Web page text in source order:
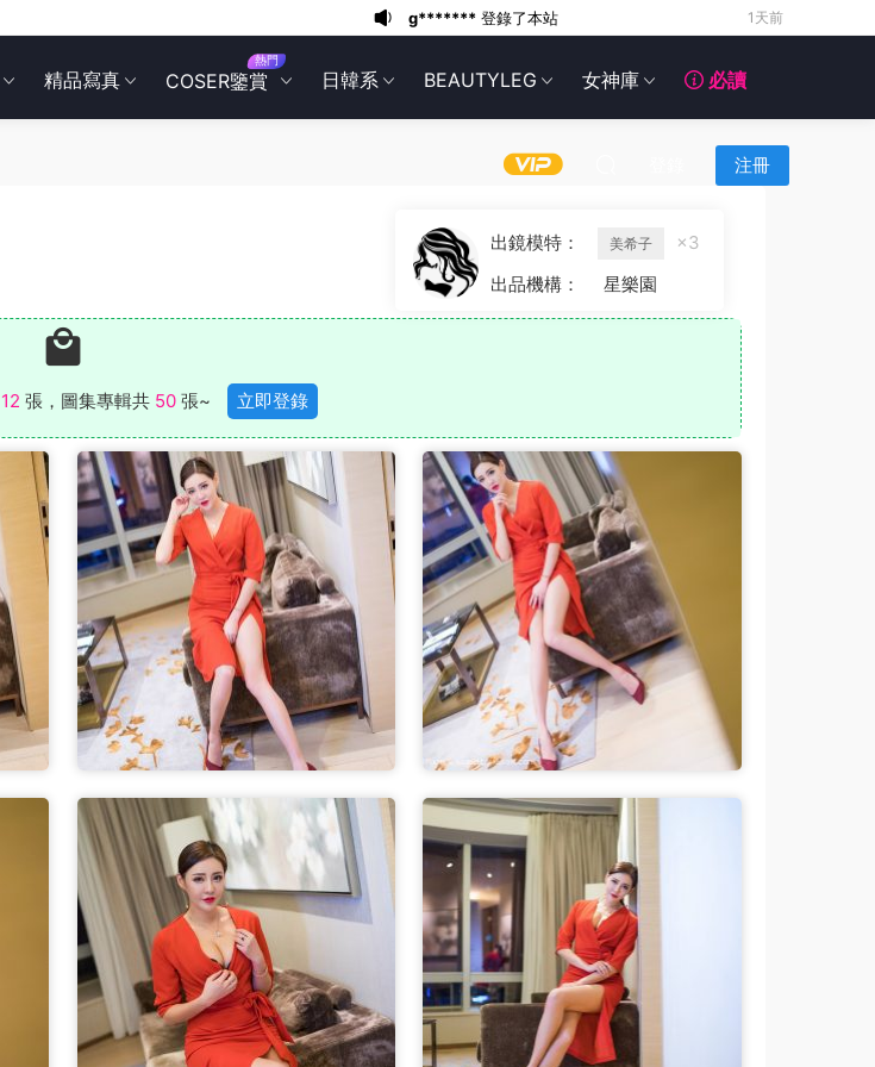
精品寫真 COSER鑒賞
熱門
日韓系 BEAUTYLEG 女神庫 必讀
注冊
g******* 登錄了本站 1天前
6*******
6******* 1天前
1天前
6*******
6*******
g*******
出鏡模特： 美希子
×3
出品機構：
星樂園
12 張，圖集專輯共 50張~ 立即登錄